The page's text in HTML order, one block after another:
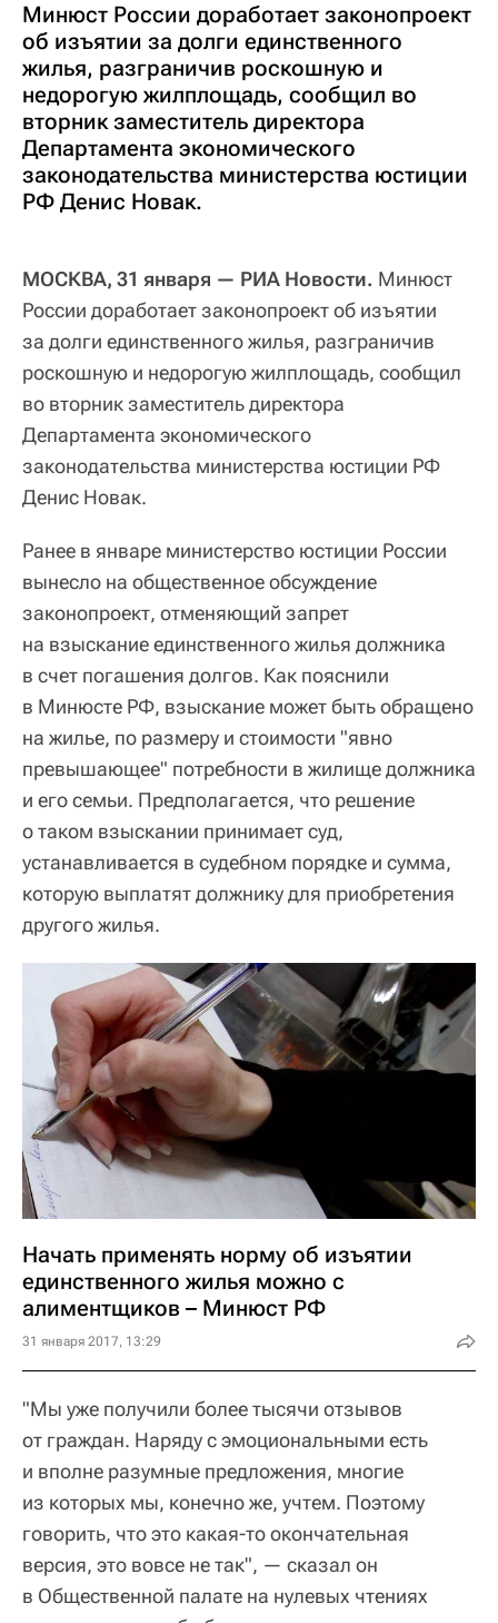
Минюст России доработает законопроект
об изъятии за долги единственного
жилья, разграничив роскошную и
недорогую жилплощадь, сообщил во
вторник заместитель директора
Департамента экономического
законодательства министерства юстиции
РФ Денис Новак.
МОСКВА, 31 января — РИА Новости. Минюст
России доработает законопроект об изъятии
за долги единственного жилья, разграничив
роскошную и недорогую жилплощадь, сообщил
во вторник заместитель директора
Департамента экономического
законодательства министерства юстиции РФ
Денис Новак.
Ранее в январе министерство юстиции России
вынесло на общественное обсуждение
законопроект, отменяющий запрет
на взыскание единственного жилья должника
в счет погашения долгов. Как пояснили
в Минюсте РФ, взыскание может быть обращено
на жилье, по размеру и стоимости "явно
превышающее" потребности в жилище должника
и его семьи. Предполагается, что решение
о таком взыскании принимает суд,
устанавливается в судебном порядке и сумма,
которую выплатят должнику для приобретения
другого жилья.
Начать применять норму об изъятии
единственного жилья можно с
алиментщиков – Минюст РФ
31 января 2017, 13:29
"Мы уже получили более тысячи отзывов
от граждан. Наряду с эмоциональными есть
и вполне разумные предложения, многие
из которых мы, конечно же, учтем. Поэтому
говорить, что это какая-то окончательная
версия, это вовсе не так", — сказал он
в Общественной палате на нулевых чтениях